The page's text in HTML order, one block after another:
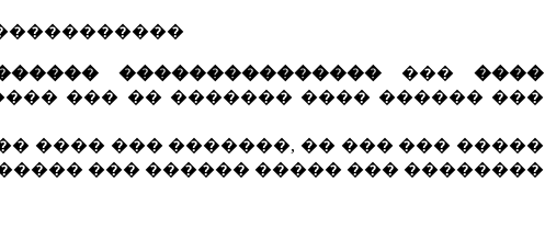
��������������� ��� ����
��� �� ������� ���� ������ ���
���� ��� �������, �� ��� ��� �����
��� ������ ����� ��� ��������